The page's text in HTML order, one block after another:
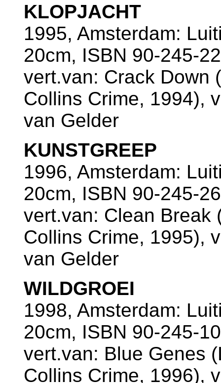
KLOPJACHT
1995, Amsterdam:
20cm, ISBN 90-245-
vert.van: Crack Down
Collins Crime, 1994),
van Gelder
KUNSTGREEP
1996, Amsterdam:
20cm, ISBN 90-245-
vert.van: Clean Break
Collins Crime, 1995),
van Gelder
WILDGROEI
1998, Amsterdam:
20cm, ISBN 90-245-
vert.van: Blue Genes
Collins Crime, 1996),